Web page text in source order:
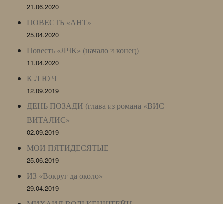
21.06.2020
ПОВЕСТЬ «АНТ»
25.04.2020
Повесть «ЛЧК» (начало и конец)
11.04.2020
К Л Ю Ч
12.09.2019
ДЕНЬ ПОЗАДИ (глава из романа «ВИС
ВИТАЛИС»
02.09.2019
МОИ ПЯТИДЕСЯТЫЕ
25.06.2019
ИЗ «Вокруг да около»
29.04.2019